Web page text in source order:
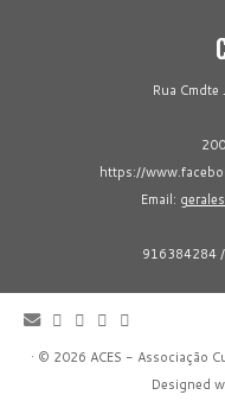
Rua Cmdte
https://
Email:
916384284
· © 2026 ACES - Associação
Designed